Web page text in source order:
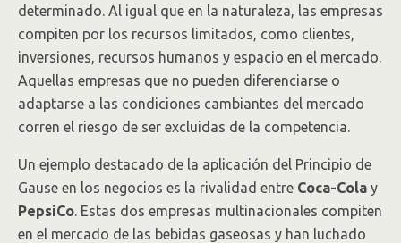
determinado. Al igual que en la naturaleza, las empresas
compiten por los recursos limitados, como clientes,
inversiones, recursos humanos y espacio en el mercado.
Aquellas empresas que no pueden diferenciarse o
adaptarse a las condiciones cambiantes del mercado
corren el riesgo de ser excluidas de la competencia.
Un ejemplo destacado de la aplicación del Principio de
Gause en los negocios es la rivalidad entre Coca-Cola y
PepsiCo . Estas dos empresas multinacionales compiten
en el mercado de las bebidas gaseosas y han luchado